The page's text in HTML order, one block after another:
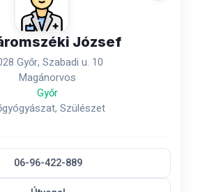
József
Győr, Szabadi u. 10
Magánorvos
Győr
Szülészet
06-96-422-889